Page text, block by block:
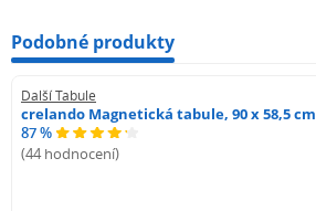
Podobné produkty
Další Tabule
crelando Magnetická tabule, 90 x 58,5 cm
87 %
(44 hodnocení)